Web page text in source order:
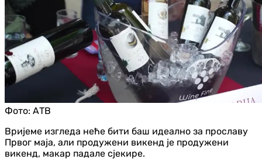
Фото: АТВ
Вријеме изгледа неће бити баш идеално за прославу
Првог маја, али продужени викенд је продужени
викенд, макар падале сјекире.